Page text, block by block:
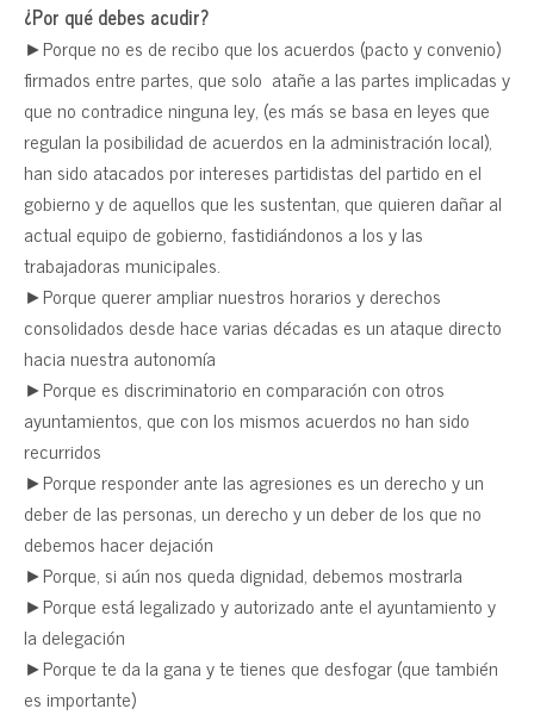
¿Por qué debes acudir?
►Porque no es de recibo que los acuerdos (pacto y convenio)
firmados entre partes, que solo atañe a las partes implicadas y
que no contradice ninguna ley, (es más se basa en leyes que
regulan la posibilidad de acuerdos en la administración local),
han sido atacados por intereses partidistas del partido en el
gobierno y de aquellos que les sustentan, que quieren dañar al
actual equipo de gobierno, fastidiándonos a los y las
trabajadoras municipales.
►Porque querer ampliar nuestros horarios y derechos
consolidados desde hace varias décadas es un ataque directo
hacia nuestra autonomía
►Porque es discriminatorio en comparación con otros
ayuntamientos, que con los mismos acuerdos no han sido
recurridos
►Porque responder ante las agresiones es un derecho y un
deber de las personas, un derecho y un deber de los que no
debemos hacer dejación
►Porque, si aún nos queda dignidad, debemos mostrarla
►Porque está legalizado y autorizado ante el ayuntamiento y
la delegación
►Porque te da la gana y te tienes que desfogar (que también
es importante)